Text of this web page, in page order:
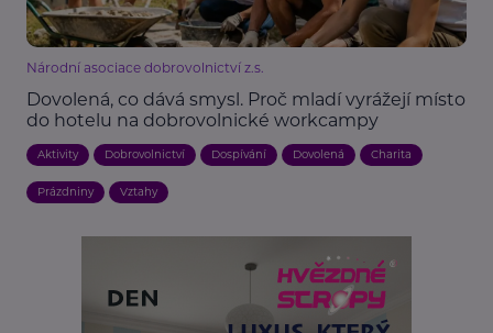
Národní asociace dobrovolnictví z.s.
Dovolená, co dává smysl. Proč mladí vyrážejí místo
do hotelu na dobrovolnické workcampy
Aktivity Dobrovolnictví Dospívání Dovolená Charita
Prázdniny Vztahy